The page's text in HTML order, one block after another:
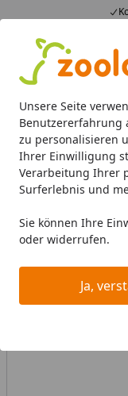
Unsere Seite
Benutzererfahrung
zu personalisieren
Ihrer Einwilligung
Verarbeitung Ihrer
Surferlebnis und
Sie können Ihre
oder widerrufen.
Ja,
4,74
23.588
Alle Produkte
Alle Produkte
Aquaristik
Startseite
Aquaristik